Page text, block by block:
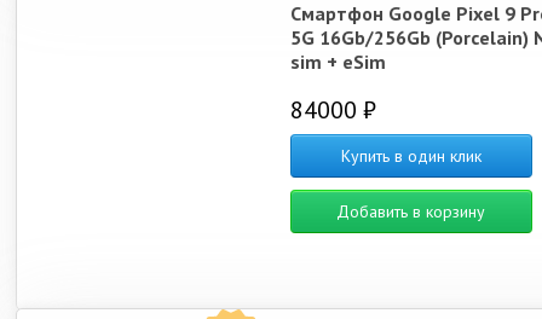
Смартфон Google Pixel 9
5G 16Gb/256Gb (Porcelain)
sim + eSim
84000 ₽
Купить в один клик
Добавить в корзину